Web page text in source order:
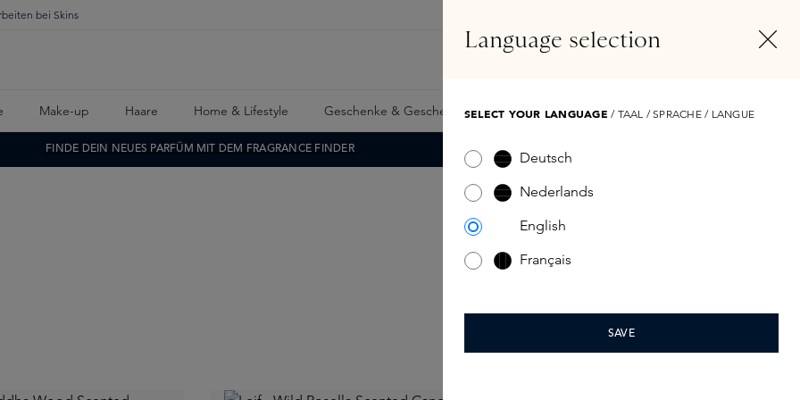
bei Skins
Make-up Haare Home & Lifestyle Geschenke & Geschenkkarte Samples Skins Exclusives Skins Boxen
FINDE DEIN NEUES PARFÜM MIT DEM FRAGRANCE FINDER
Language selection
SELECT YOUR LANGUAGE / TAAL / SPRACHE / LANGUE
Deutsch
Nederlands
English
Français
SAVE